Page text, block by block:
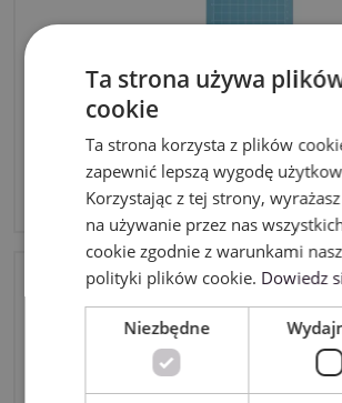
Mata Cricut Joy – 11.4×30.5 cm –
56,00zł brutto
Ta strona używa
cookie
Ta strona korzysta z plików
zapewnić lepszą wygodę
Korzystając z tej strony,
na używanie przez nas
cookie zgodnie z warunkami
polityki plików cookie. Dowiedz
Niezbędne